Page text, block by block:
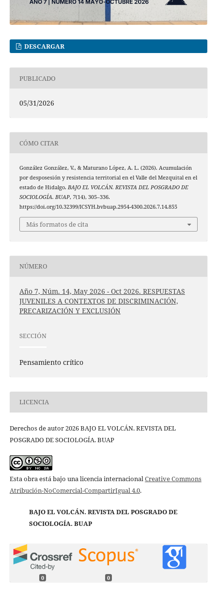
DESCARGAR
PUBLICADO
05/31/2026
CÓMO CITAR
González González, V., & Maturano López, A. L. (2026). Acumulación
por desposesión y resistencia territorial en el Valle del Mezquital en el
estado de Hidalgo. BAJO EL VOLCÁN. REVISTA DEL POSGRADO DE
SOCIOLOGÍA. BUAP, 7(14), 305–336.
https://doi.org/10.32399/ICSYH.bvbuap.2954-4300.2026.7.14.855
Más formatos de cita
NÚMERO
Año 7, Núm. 14, May 2026 - Oct 2026. RESPUESTAS
JUVENILES A CONTEXTOS DE DISCRIMINACIÓN,
PRECARIZACIÓN Y EXCLUSIÓN
SECCIÓN
Pensamiento crítico
LICENCIA
Derechos de autor 2026 BAJO EL VOLCÁN. REVISTA DEL
POSGRADO DE SOCIOLOGÍA. BUAP
Esta obra está bajo una licencia internacionalCreative Commons
Atribución-NoComercial-CompartirIgual 4.0.
BAJO EL VOLCÁN. REVISTA DEL POSGRADO DE
SOCIOLOGÍA. BUAP
0 0